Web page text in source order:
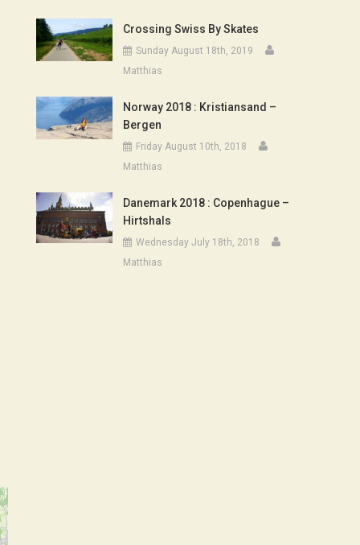
Crossing Swiss By Skates
Sunday August 18th, 2019
Matthias
Norway 2018 : Kristiansand –
Bergen
Friday August 10th, 2018
Matthias
Danemark 2018 : Copenhague –
Hirtshals
Wednesday July 18th, 2018
Matthias